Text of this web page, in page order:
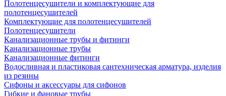
Полотенцесушители и комплектующие для
полотенцесушителей
Комплектующие для полотенцесушителей
Полотенцесушители
Канализационные трубы и фитинги
Канализационные трубы
Канализационные фитинги
Водосливная и пластиковая сантехническая арматура, изделия
из резины
Сифоны и аксессуары для сифонов
Гибкие и фановые трубы